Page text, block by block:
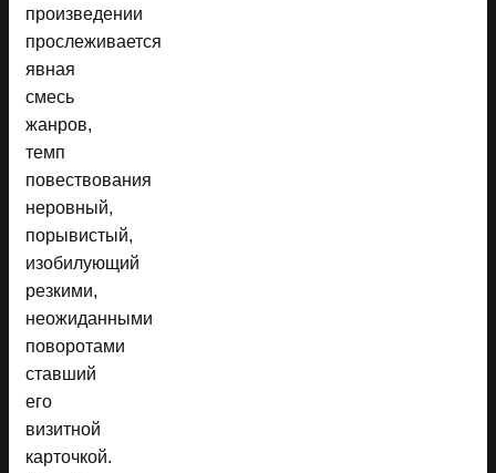
произведении
прослеживается
явная
смесь
жанров,
темп
повествования
неровный,
порывистый,
изобилующий
резкими,
неожиданными
поворотами
ставший
его
визитной
карточкой.